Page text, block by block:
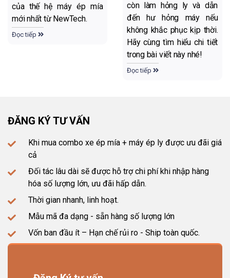
của thế hệ máy ép mía
mới nhất từ NewTech.
Đọc tiếp
còn làm hỏng ly và dẫn
đến hư hỏng máy nếu
không khắc phục kịp thời.
Hãy cùng tìm hiểu chi tiết
trong bài viết này nhé!
Đọc tiếp
ĐĂNG KÝ TƯ VẤN
Khi mua combo xe ép mía + máy ép ly được ưu đãi giá
cả
Đối tác lâu dài sẽ được hỗ trợ chi phí khi nhập hàng
hóa số lượng lớn, ưu đãi hấp dẫn.
Thời gian nhanh, linh hoạt.
Mẫu mã đa dạng - sẵn hàng số lượng lớn
Vốn ban đầu ít – Hạn chế rủi ro - Ship toàn quốc.